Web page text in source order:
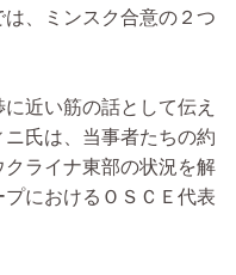
、ミンスク合意の２つ
近い筋の話として伝え
氏は、当事者たちの約
ライナ東部の状況を解
におけるＯＳＣＥ代表